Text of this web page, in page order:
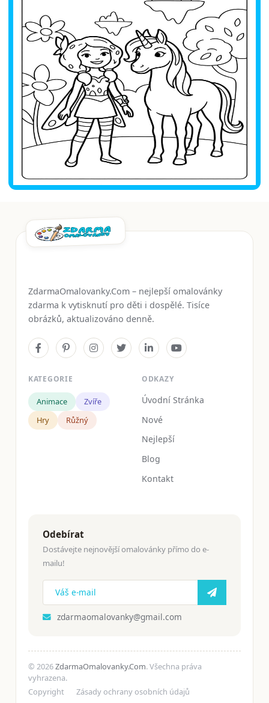
ZdarmaOmalovanky.Com – nejlepší omalovánky
zdarma k vytisknutí pro děti i dospělé. Tisíce
obrázků, aktualizováno denně.
KATEGORIE
Animace
Zvíře
Hry
Růžný
ODKAZY
Úvodní Stránka
Nové
Nejlepší
Blog
Kontakt
Odebírat
Dostávejte nejnovější omalovánky přímo do e-
mailu!
zdarmaomalovanky@gmail.com
© 2026ZdarmaOmalovanky.Com. Všechna práva
vyhrazena.
Copyright
Zásady ochrany osobních údajů